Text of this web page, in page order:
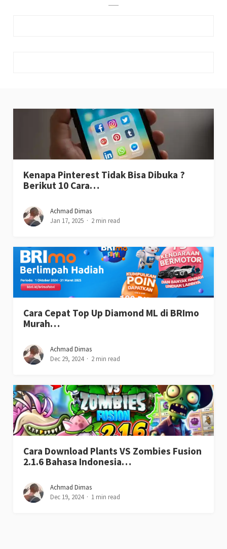
Kenapa Pinterest Tidak Bisa Dibuka ?
Berikut 10 Cara…
Achmad Dimas
Jan 17, 2025
2 min read
Cara Cepat Top Up Diamond ML di BRImo
Murah…
Achmad Dimas
Dec 29, 2024
2 min read
Cara Download Plants VS Zombies Fusion
2.1.6 Bahasa Indonesia…
Achmad Dimas
Dec 19, 2024
1 min read